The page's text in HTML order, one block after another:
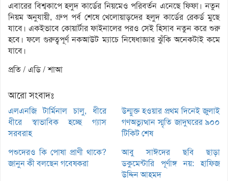
এবারের বিশ্বকাপে হলুদ কার্ডের নিয়মেও পরিবর্তন এনেছে ফিফা। নতুন
নিয়ম অনুযায়ী, গ্রুপ পর্ব শেষে খেলোয়াড়দের হলুদ কার্ডের রেকর্ড মুছে
যাবে। একইভাবে কোয়ার্টার ফাইনালের পরও সেই হিসাব নতুন করে শুরু
হবে। ফলে গুরুত্বপূর্ণ নকআউট ম্যাচে নিষেধাজ্ঞার ঝুঁকি অনেকটাই কমে
যাবে।
প্রতি / এডি / শাআ
আরো সংবাদঃ
এলএনজি টার্মিনাল চালু, ধীরে
ধীরে স্বাভাবিক হচ্ছে গ্যাস
সরবরাহ
উন্মুক্ত হওয়ার প্রথম দিনেই জুলাই
গণঅভ্যুত্থান স্মৃতি জাদুঘরের ৯০০
টিকিট শেষ
পশুদেরও কি পোষা প্রাণী থাকে?
জানুন কী বলছেন গবেষকরা
আবু সাঈদের ছবি ছাড়া
ডকুমেন্টারি পূর্ণাঙ্গ নয়: হাফিজ
উদ্দিন আহমদ